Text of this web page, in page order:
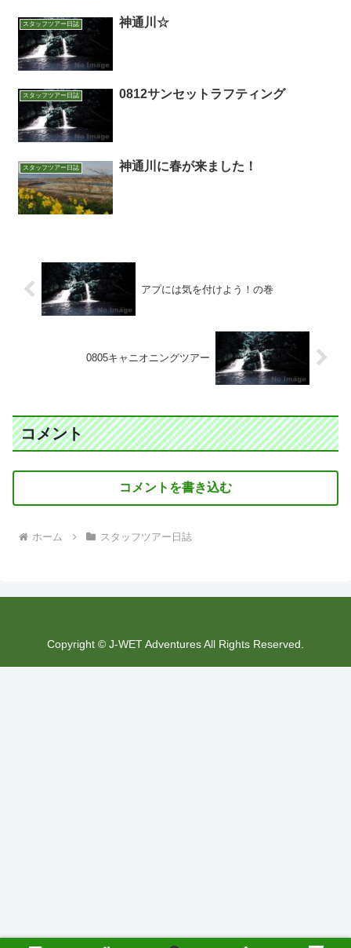
スタッフツアー日誌 神通川☆
スタッフツアー日誌 0812サンセットラフティング
スタッフツアー日誌 神通川に春が来ました！
アプには気を付けよう！の巻
0805キャニオニングツアー
コメント
コメントを書き込む
ホーム スタッフツアー日誌
Copyright © J-WET Adventures All Rights Reserved.